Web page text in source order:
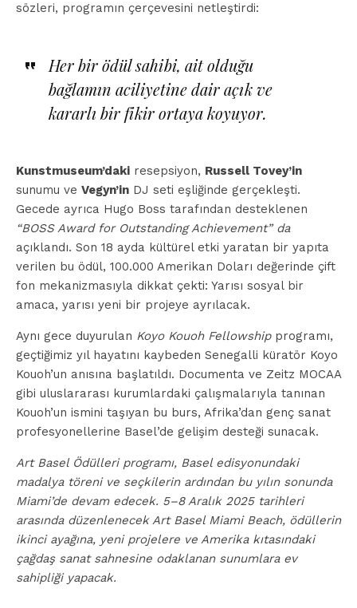
sözleri, programın çerçevesini netleştirdi:
Her bir ödül sahibi, ait olduğu
bağlamın aciliyetine dair açık ve
kararlı bir fikir ortaya koyuyor.
Kunstmuseum’daki resepsiyon, Russell Tovey’in
sunumu ve Vegyn’in DJ seti eşliğinde gerçekleşti.
Gecede ayrıca Hugo Boss tarafından desteklenen
“BOSS Award for Outstanding Achievement” da
açıklandı. Son 18 ayda kültürel etki yaratan bir yapıta
verilen bu ödül, 100.000 Amerikan Doları değerinde çift
fon mekanizmasıyla dikkat çekti: Yarısı sosyal bir
amaca, yarısı yeni bir projeye ayrılacak.
Aynı gece duyurulan Koyo Kouoh Fellowship programı,
geçtiğimiz yıl hayatını kaybeden Senegalli küratör Koyo
Kouoh’un anısına başlatıldı. Documenta ve Zeitz MOCAA
gibi uluslararası kurumlardaki çalışmalarıyla tanınan
Kouoh’un ismini taşıyan bu burs, Afrika’dan genç sanat
profesyonellerine Basel’de gelişim desteği sunacak.
Art Basel Ödülleri programı, Basel edisyonundaki
madalya töreni ve seçkilerin ardından bu yılın sonunda
Miami’de devam edecek. 5–8 Aralık 2025 tarihleri
arasında düzenlenecek Art Basel Miami Beach, ödüllerin
ikinci ayağına, yeni projelere ve Amerika kıtasındaki
çağdaş sanat sahnesine odaklanan sunumlara ev
sahipliği yapacak.